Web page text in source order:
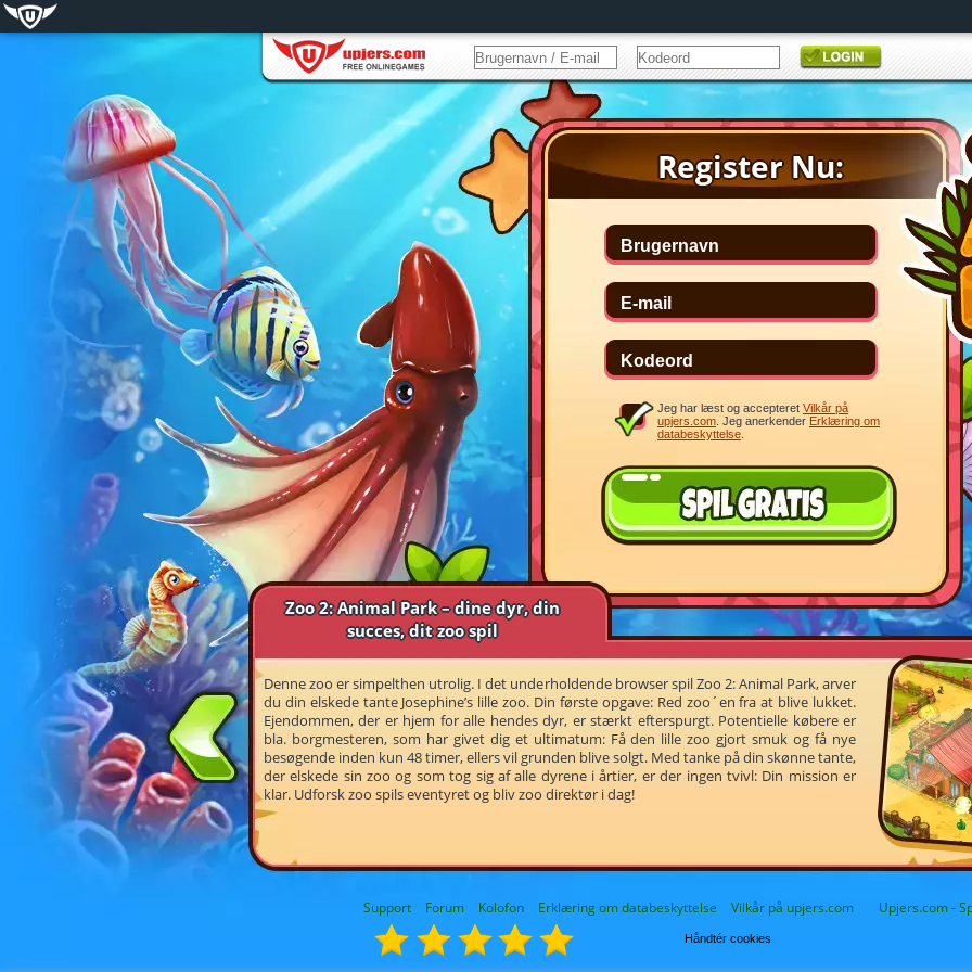
Support Forum Kolofon Erklæring om databeskyttelse Vilkår på upjers.com Upjers.com -
Håndtér cookies
Zoo 2: Animal Park – dine dyr, din
succes, dit zoo spil
Denne zoo er simpelthen utrolig. I det underholdende browser spil Zoo 2: Animal Park, arver
du din elskede tante Josephine’s lille zoo. Din første opgave: Red zoo´en fra at blive lukket.
Ejendommen, der er hjem for alle hendes dyr, er stærkt efterspurgt. Potentielle købere er
bla. borgmesteren, som har givet dig et ultimatum: Få den lille zoo gjort smuk og få nye
besøgende inden kun 48 timer, ellers vil grunden blive solgt. Med tanke på din skønne tante,
der elskede sin zoo og som tog sig af alle dyrene i årtier, er der ingen tvivl: Din mission er
klar. Udforsk zoo spils eventyret og bliv zoo direktør i dag!
Jeg har læst og accepteret Vilkår på
upjers.com . Jeg anerkender Erklæring om
databeskyttelse